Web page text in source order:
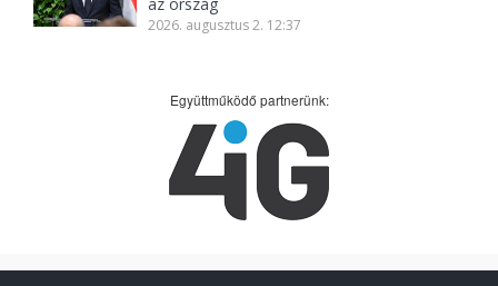
az ország
2026. augusztus 2. 12:37
Együttműködő partnerünk: